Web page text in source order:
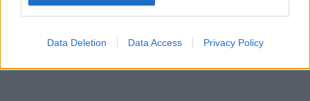
Data Deletion Data Access Privacy Policy